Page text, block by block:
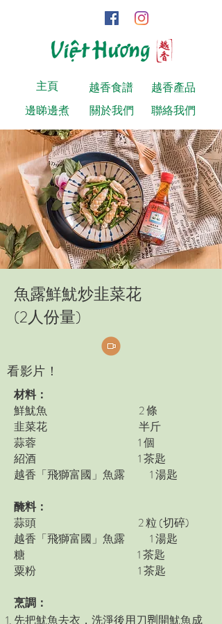
主頁
邊睇邊煮
越香食譜
關於我們
越香產品
聯絡我們
魚露鮮魷炒韭菜花
(2人份量)
看影片！
材料：
鮮魷魚 2 條
韭菜花 半斤
蒜蓉 1 個
紹酒 1 茶匙
越香「飛獅富國」魚露 1 湯匙
醃料：
蒜頭 2 粒 (切碎)
越香「飛獅富國」魚露 1 湯匙
糖 1 茶匙
粟粉 1 茶匙
烹調：
先把魷魚去衣，洗淨後用刀𠝹開魷魚成